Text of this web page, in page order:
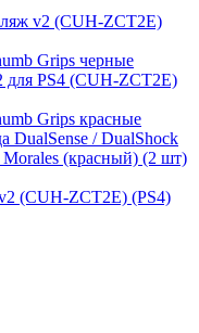
v2 (CUH-ZCT2E)
Grips черные
для PS4 (CUH-ZCT2E)
Grips красные
DualSense / DualShock
(красный) (2 шт)
(CUH-ZCT2E) (PS4)